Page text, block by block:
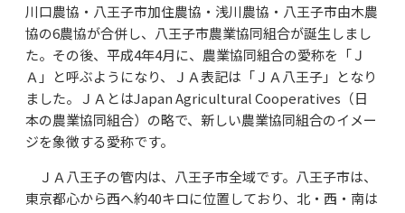
川口農協・八王子市加住農協・浅川農協・八王子市由木農
協の6農協が合併し、八王子市農業協同組合が誕生しまし
た。その後、平成4年4月に、農業協同組合の愛称を「Ｊ
Ａ」と呼ぶようになり、ＪＡ表記は「ＪＡ八王子」となり
ました。ＪＡとはJapan Agricultural Cooperatives（日
本の農業協同組合）の略で、新しい農業協同組合のイメー
ジを象徴する愛称です。
ＪＡ八王子の管内は、八王子市全域です。八王子市は、
東京都心から西へ約40キロに位置しており、北・西・南は